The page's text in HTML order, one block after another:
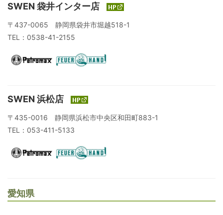
SWEN 袋井インター店
〒437-0065 静岡県袋井市堀越518-1
TEL：0538-41-2155
SWEN 浜松店
〒435-0016 静岡県浜松市中央区和田町883-1
TEL：053-411-5133
愛知県